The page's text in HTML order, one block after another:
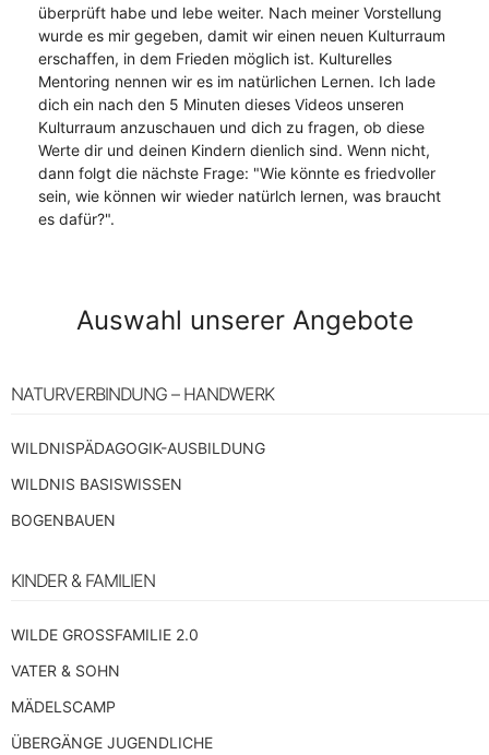
überprüft habe und lebe weiter. Nach meiner Vorstellung
wurde es mir gegeben, damit wir einen neuen Kulturraum
erschaffen, in dem Frieden möglich ist. Kulturelles
Mentoring nennen wir es im natürlichen Lernen. Ich lade
dich ein nach den 5 Minuten dieses Videos unseren
Kulturraum anzuschauen und dich zu fragen, ob diese
Werte dir und deinen Kindern dienlich sind. Wenn nicht,
dann folgt die nächste Frage: "Wie könnte es friedvoller
sein, wie können wir wieder natürlch lernen, was braucht
es dafür?".
Auswahl unserer Angebote
NATURVERBINDUNG – HANDWERK
WILDNISPÄDAGOGIK-AUSBILDUNG
WILDNIS BASISWISSEN
BOGENBAUEN
KINDER & FAMILIEN
WILDE GROSSFAMILIE 2.0
VATER & SOHN
MÄDELSCAMP
ÜBERGÄNGE JUGENDLICHE